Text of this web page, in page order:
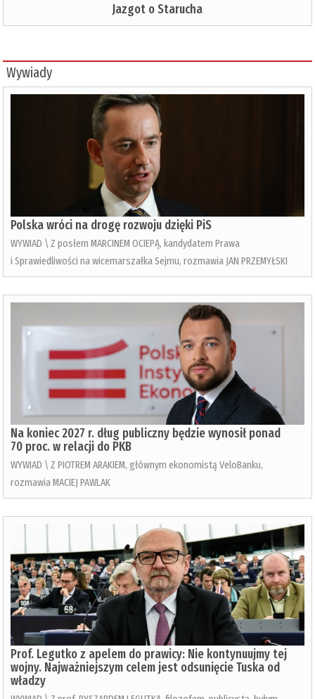
Jazgot o Starucha
Wywiady
Polska wróci na drogę rozwoju dzięki PiS
WYWIAD \ Z posłem MARCINEM OCIEPĄ, kandydatem Prawa
i Sprawiedliwości na wicemarszałka Sejmu, rozmawia JAN PRZEMYŁSKI
Na koniec 2027 r. dług publiczny będzie wynosił ponad
70 proc. w relacji do PKB
WYWIAD \ Z PIOTREM ARAKIEM, głównym ekonomistą VeloBanku,
rozmawia MACIEJ PAWLAK
Prof. Legutko z apelem do prawicy: Nie kontynuujmy tej
wojny. Najważniejszym celem jest odsunięcie Tuska od
władzy